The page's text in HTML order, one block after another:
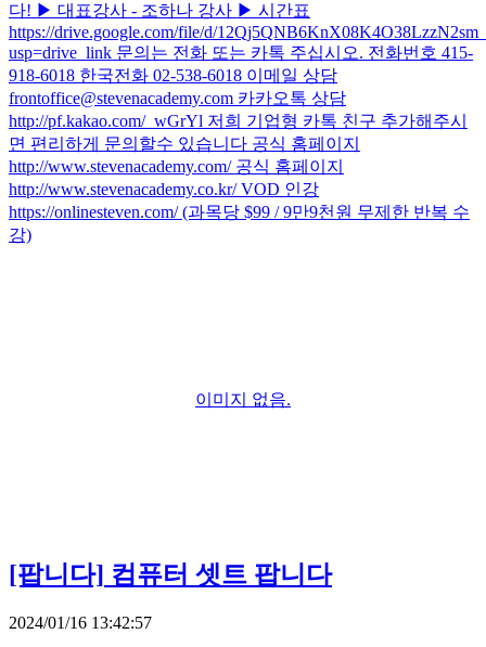
다! ▶ 대표강사 - 조하나 강사 ▶ 시간표
https://drive.google.com/file/d/
usp=drive_link 문의는 전화 또는 카톡 주십시오. 전화번호 415-
918-6018 한국전화 02-538-6018 이메일 상담
frontoffice@stevenacademy.com 카카오톡 상담
http://pf.kakao.com/_wGrYl 저희 기업형 카톡 친구 추가해주시
면 편리하게 문의할수 있습니다 공식 홈페이지
http://www.stevenacademy.com/ 공식 홈페이지
http://www.stevenacademy.co.kr/ VOD 인강
https://onlinesteven.com/ (과목당 $99 / 9만9천원 무제한 반복 수
강)
이미지 없음.
[팝니다] 컴퓨터 셋트 팝니다
2024/01/16 13:42:57